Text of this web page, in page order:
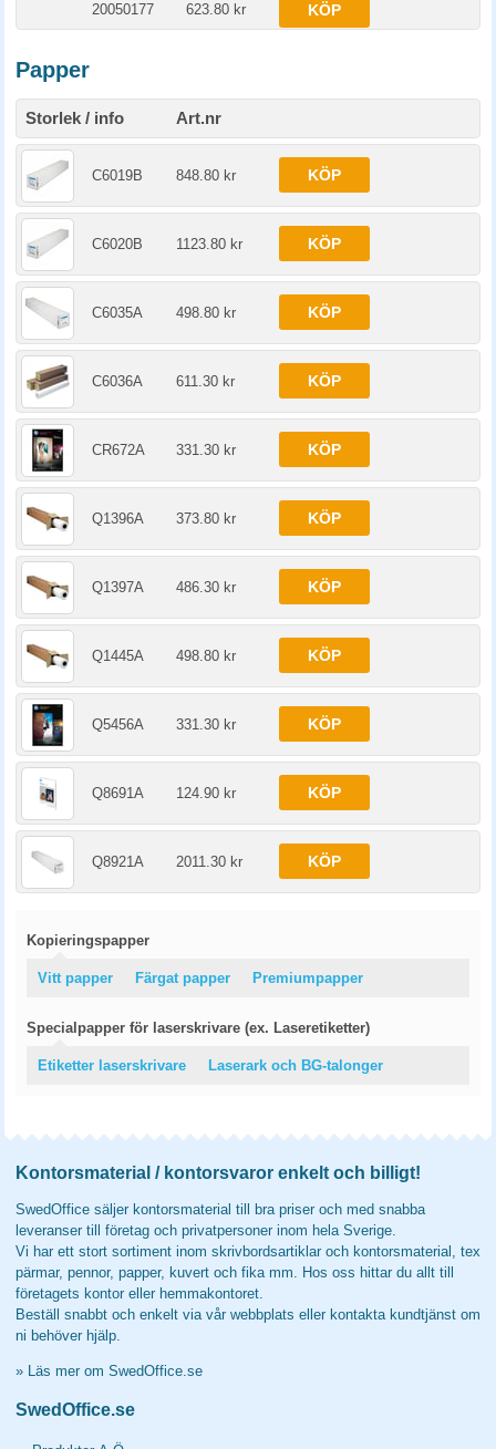
20050177 623.80 kr KÖP
Papper
Storlek / info Art.nr
C6019B 848.80 kr KÖP
C6020B 1123.80 kr KÖP
C6035A 498.80 kr KÖP
C6036A 611.30 kr KÖP
CR672A 331.30 kr KÖP
Q1396A 373.80 kr KÖP
Q1397A 486.30 kr KÖP
Q1445A 498.80 kr KÖP
Q5456A 331.30 kr KÖP
Q8691A 124.90 kr KÖP
Q8921A 2011.30 kr KÖP
Kopieringspapper
Vitt papper Färgat papper Premiumpapper
Specialpapper för laserskrivare (ex. Laseretiketter)
Etiketter laserskrivare Laserark och BG-talonger
Kontorsmaterial / kontorsvaror enkelt och billigt!
SwedOffice säljer kontorsmaterial till bra priser och med snabba
leveranser till företag och privatpersoner inom hela Sverige.
Vi har ett stort sortiment inom skrivbordsartiklar och kontorsmaterial, tex
pärmar, pennor, papper, kuvert och fika mm. Hos oss hittar du allt till
företagets kontor eller hemmakontoret.
Beställ snabbt och enkelt via vår webbplats eller kontakta kundtjänst om
ni behöver hjälp.
» Läs mer om SwedOffice.se
SwedOffice.se